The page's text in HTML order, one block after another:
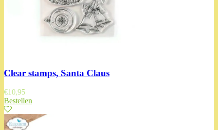
Clear stamps, Santa Claus
€10,95
Bestellen